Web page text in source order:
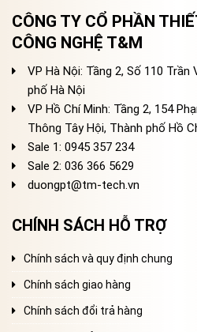
CÔNG TY CỔ PHẦN
CÔNG NGHỆ T&M
VP Hà Nội: Tầng 2, Số 110 Trần
phố Hà Nội
VP Hồ Chí Minh: Tầng 2, 154
Thông Tây Hội, Thành phố Hồ
Sale 1: 0945 357 234
Sale 2: 036 366 5629
duongpt@tm-tech.vn
CHÍNH SÁCH HỖ TRỢ
Chính sách và quy định chung
Chính sách giao hàng
Chính sách đổi trả hàng